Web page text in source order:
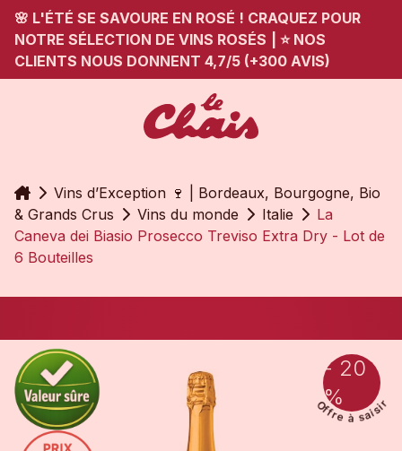
🌸 L'ÉTÉ SE SAVOURE EN ROSÉ ! CRAQUEZ POUR
NOTRE SÉLECTION DE VINS ROSÉS
⭐ NOS
CLIENTS NOUS DONNENT 4,7/5 (+300 AVIS)
AccueilVins d’Exception 🍷 | Bordeaux, Bourgogne, Bio
& Grands Crus
Vins du monde Italie
La
Caneva dei Biasio Prosecco Treviso Extra Dry - Lot de
6 Bouteilles
- 20
%